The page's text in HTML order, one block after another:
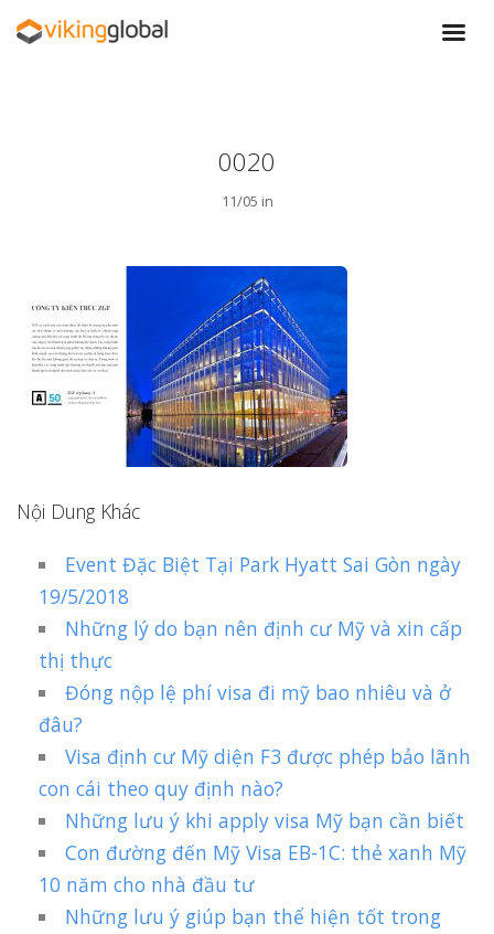
0020
11/05 in
Nội Dung Khác
Event Đặc Biệt Tại Park Hyatt Sai Gòn ngày
19/5/2018
Những lý do bạn nên định cư Mỹ và xin cấp
thị thực
Đóng nộp lệ phí visa đi mỹ bao nhiêu và ở
đâu?
Visa định cư Mỹ diện F3 được phép bảo lãnh
con cái theo quy định nào?
Những lưu ý khi apply visa Mỹ bạn cần biết
Con đường đến Mỹ Visa EB-1C: thẻ xanh Mỹ
10 năm cho nhà đầu tư
Những lưu ý giúp bạn thể hiện tốt trong